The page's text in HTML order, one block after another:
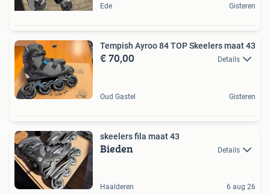
Ede Gisteren
Tempish Ayroo 84 TOP Skeelers maat 43
€ 70,00 Details
Oud Gastel Gisteren
skeelers fila maat 43
Bieden Details
Haalderen 6 aug 26